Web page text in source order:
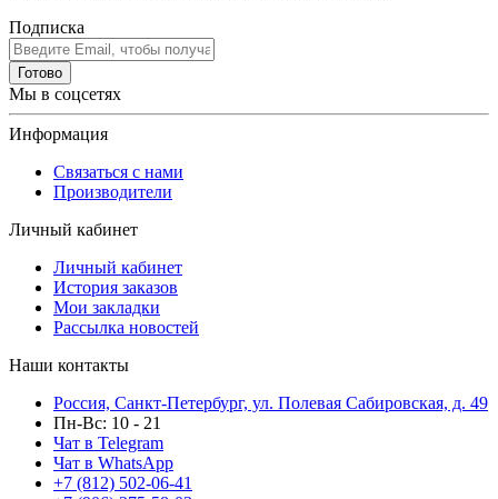
Подписка
Готово
Мы в соцсетях
Информация
Связаться с нами
Производители
Личный кабинет
Личный кабинет
История заказов
Мои закладки
Рассылка новостей
Наши контакты
Россия, Санкт-Петербург, ул. Полевая Сабировская, д. 49
Пн-Вс: 10 - 21
Чат в Telegram
Чат в WhatsApp
+7 (812) 502-06-41